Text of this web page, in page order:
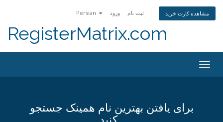
Persian ورود ثبت نام مشاهده کارت خرید
RegisterMatrix.com
برای یافتن بهترین نام همینک جستجو